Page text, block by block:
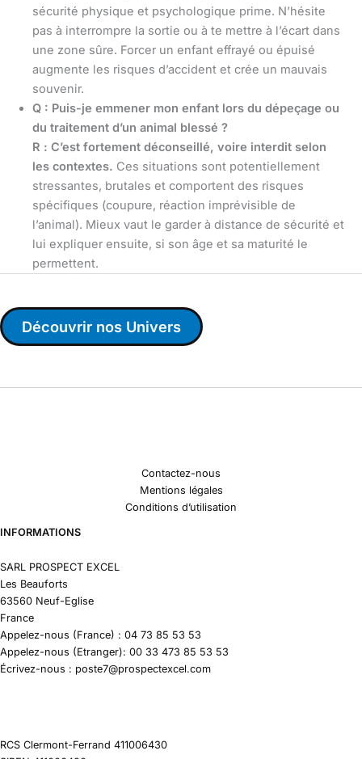
sécurité physique et psychologique prime. N’hésite
pas à interrompre la sortie ou à te mettre à l’écart dans
une zone sûre. Forcer un enfant effrayé ou épuisé
augmente les risques d’accident et crée un mauvais
souvenir.
Q : Puis-je emmener mon enfant lors du dépeçage ou
du traitement d’un animal blessé ?
R : C’est fortement déconseillé, voire interdit selon
les contextes. Ces situations sont potentiellement
stressantes, brutales et comportent des risques
spécifiques (coupure, réaction imprévisible de
l’animal). Mieux vaut le garder à distance de sécurité et
lui expliquer ensuite, si son âge et sa maturité le
permettent.
Découvrir nos Univers
Contactez-nous
Mentions légales
Conditions d’utilisation
INFORMATIONS
SARL PROSPECT EXCEL
Les Beauforts
63560 Neuf-Eglise
France
Appelez-nous (France) : 04 73 85 53 53
Appelez-nous (Etranger): 00 33 473 85 53 53
Écrivez-nous : poste7@prospectexcel.com
RCS Clermont-Ferrand 411006430